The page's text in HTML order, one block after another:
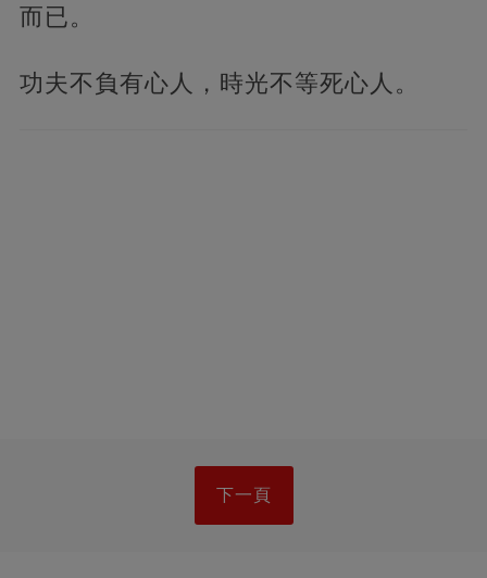
而已。
功夫不負有心人，時光不等死心人。
下一頁